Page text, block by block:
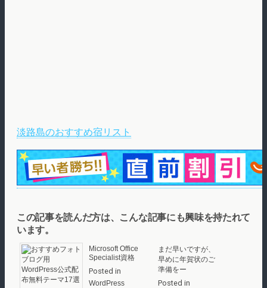
淡路島のおすすめ宿リスト
この記事を読んだ方は、こんな記事にも興味を持たれて
います。
Microsoft Office
Specialist資格
Posted in
WordPress
まだ早いですが、
早めに年賀状のご
準備をー
Posted in